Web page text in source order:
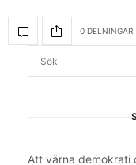
0 DELNINGAR
Att värna demokrati